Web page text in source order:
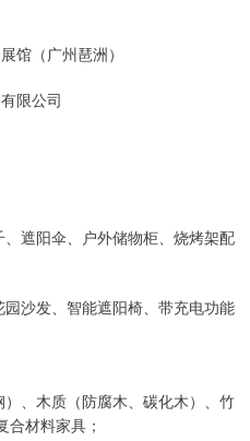
馆（广州琶洲）
限公司
遮阳伞、户外储物柜、烧烤架配
沙发、智能遮阳椅、带充电功能
、木质（防腐木、碳化木）、竹
材料家具；